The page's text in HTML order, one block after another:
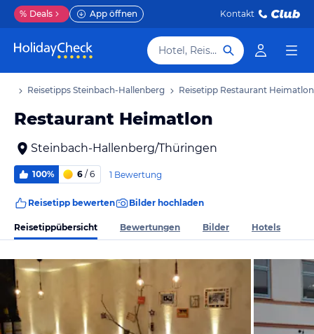
% Deals App öffnen Kontakt
Hotel, Reiseziel
Reisetipps Steinbach-Hallenberg Reisetipp Restaurant Heimatlon
Restaurant Heimatlon
Steinbach-Hallenberg/Thüringen
100% 6 / 6 1 Bewertung
Reisetipp bewerten Bilder hochladen
Reisetippübersicht Bewertungen Bilder Hotels